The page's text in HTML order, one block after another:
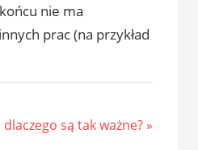
nie ma
prac (na przykład
są tak ważne?